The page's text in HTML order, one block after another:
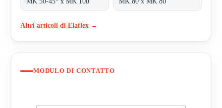
Altri articoli di Elaflex →
MODULO DI CONTATTO